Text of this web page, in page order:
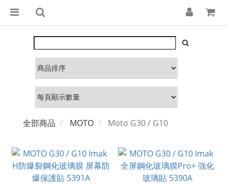
全部商品 MOTO Moto G30 / G10